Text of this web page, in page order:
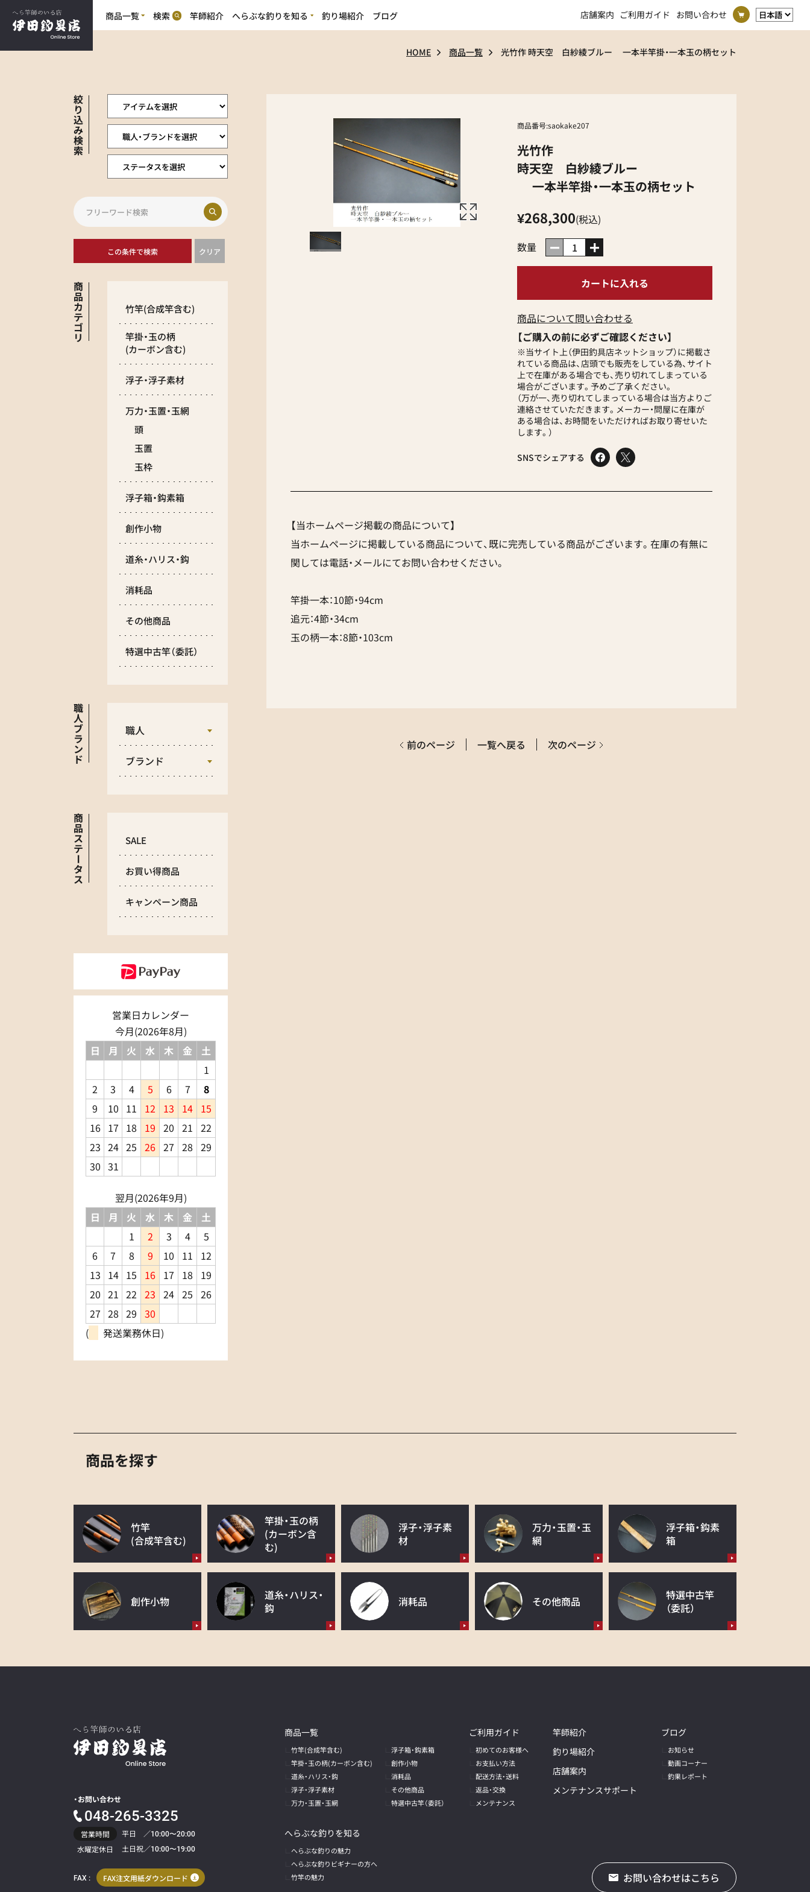
商品一覧
商品一覧
カ
万力・玉置・玉網
浮子箱・鈎素箱
消耗品
その他商品
特選中古竿（委託）
検索 竿師紹介
へらぶな釣りを知る
釣り場紹介 ブログ 店舗案内 ご利用ガイド お問い合わせ
HOME 商品一覧 光竹作 時天空 白紗綾ブルー 一本半竿掛・一本玉の柄セット
商品番号:saokake207
光竹作
時天空 白紗綾ブルー
一本半竿掛・一本玉の柄セット
¥268,300(税込)
数量
商品について問い合わせる
【ご購入の前に必ずご確認ください】
※当サイト上（伊田釣具店ネットショップ）に掲載さ
れている商品は、店頭でも販売をしている為、サイト
上で在庫がある場合でも、売り切れてしまっている
場合がございます。予めご了承ください。
（万が一、売り切れてしまっている場合は当方よりご
連絡させていただきます。メーカー・問屋に在庫が
ある場合は、お時間をいただければお取り寄せいた
します。）
SNSでシェアする
【当ホームページ掲載の商品について】
当ホームページに掲載している商品について、既に完売している商品がございます。在庫の有無に
関しては電話・メールにてお問い合わせください。
竿掛一本：10節・94cm
追元：4節・34cm
玉の柄一本：8節・103cm
前のページ 一覧へ戻る 次のページ
絞
り
込
み
検
索
商
品
カ
テ
ゴ
リ
竹竿(合成竿含む)
竿掛・玉の柄
(カーボン含む)
浮子・浮子素材
万力・玉置・玉網
頭
玉置
玉枠
浮子箱・鈎素箱
創作小物
道糸・ハリス・鈎
消耗品
その他商品
特選中古竿（委託）
職
人
ブ
ラ
ン
ド
職人
ブランド
商
品
ス
テ
ー
タ
ス
SALE
お買い得商品
キャンペーン商品
営業日カレンダー
今月(2026年8月)
日
月 火 水 木 金
土
1
2
3 4 5 6 7
8
9
10 11 12 13 14 15
16 17 18 19 20 21 22
23 24 25 26 27 28 29
30 31
翌月(2026年9月)
日
月 火 水 木 金
土
1
2 3 4
5
6
7 8 9 10 11
12
13 14 15 16 17 18
19
20 21 22 23 24 25 26
27 28 29 30
(
発送業務休日)
商品を探す
竹竿
(合成竿含む)
竿掛・玉の柄
(カーボン含
む)
浮子・浮子素
材
万力・玉置・玉
網
浮子箱・鈎素
箱
創作小物
道糸・ハリス・
鈎
消耗品 その他商品
特選中古竿
（委託）
お問い合わせ
048-265-3325
営業時間 平日 ／10:00〜20:00
水曜定休日 土日祝／10:00〜19:00
FAX : FAX注文用紙ダウンロード
商品一覧
竹竿(合成竿含む)
竿掛・玉の柄(カーボン含む)
道糸・ハリス・鈎
浮子・浮子素材
万力・玉置・玉網
浮子箱・鈎素箱
創作小物
消耗品
その他商品
特選中古竿（委託）
ご利用ガイド
初めてのお客様へ
お支払い方法
配送方法・送料
返品・交換
メンテナンス
竿師紹介
釣り場紹介
店舗案内
メンテナンスサポート
ブログ
お知らせ
動画コーナー
釣果レポート
へらぶな釣りを知る
へらぶな釣りの魅力
へらぶな釣りビギナーの方へ
竹竿の魅力
お問い合わせはこちら